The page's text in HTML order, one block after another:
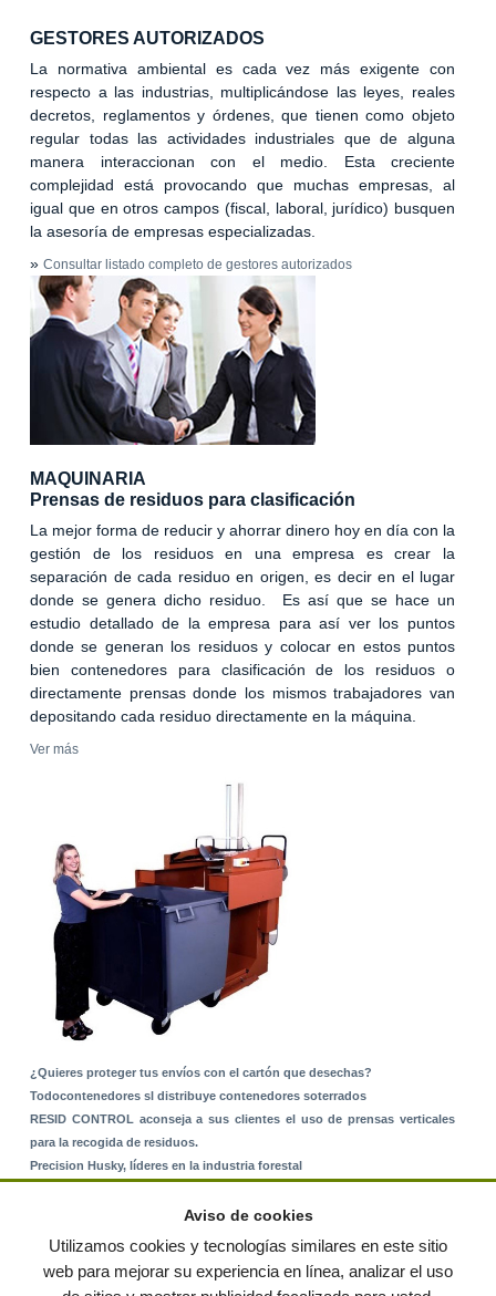
GESTORES AUTORIZADOS
La normativa ambiental es cada vez más exigente con
respecto a las industrias, multiplicándose las leyes, reales
decretos, reglamentos y órdenes, que tienen como objeto
regular todas las actividades industriales que de alguna
manera interaccionan con el medio. Esta creciente
complejidad está provocando que muchas empresas, al
igual que en otros campos (fiscal, laboral, jurídico) busquen
la asesoría de empresas especializadas.
» Consultar listado completo de gestores autorizados
MAQUINARIA
Prensas de residuos para clasificación
La mejor forma de reducir y ahorrar dinero hoy en día con la
gestión de los residuos en una empresa es crear la
separación de cada residuo en origen, es decir en el lugar
donde se genera dicho residuo. Es así que se hace un
estudio detallado de la empresa para así ver los puntos
donde se generan los residuos y colocar en estos puntos
bien contenedores para clasificación de los residuos o
directamente prensas donde los mismos trabajadores van
depositando cada residuo directamente en la máquina.
Ver más
¿Quieres proteger tus envíos con el cartón que desechas?
Todocontenedores sl distribuye contenedores soterrados
RESID CONTROL aconseja a sus clientes el uso de prensas verticales
para la recogida de residuos.
Precision Husky, líderes en la industria forestal
Aviso de cookies
Utilizamos cookies y tecnologías similares en este sitio
web para mejorar su experiencia en línea, analizar el uso